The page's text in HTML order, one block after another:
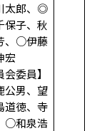
太郎、◎
保子、秋
、○伊藤
宏
委員】
公男、望
道徳、寺
○和泉浩